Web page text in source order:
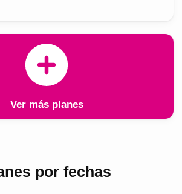
Ver más planes
por fechas